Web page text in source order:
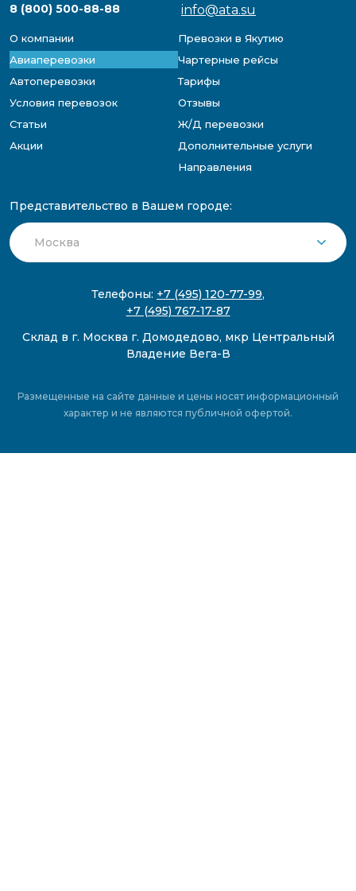
8 (800) 500-88-88 info@ata.su
О компании
Превозки в Якутию
Авиаперевозки
Чартерные рейсы
Автоперевозки
Тарифы
Условия перевозок
Отзывы
Статьи
Ж/Д перевозки
Акции
Дополнительные услуги
Направления
Представительство в Вашем городе:
Телефоны: +7 (495) 120-77-99,
+7 (495) 767-17-87
Склад в г. Москва г. Домодедово, мкр Центральный
Владение Вега-В
Размещенные на сайте данные и цены носят информационный
характер и не являются публичной офертой.